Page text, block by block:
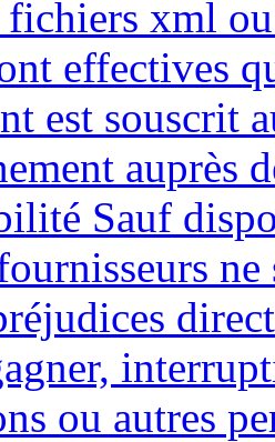
xml
effectives
est souscrit
Sauf